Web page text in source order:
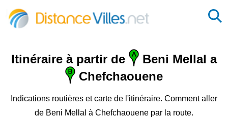
Itinéraire à partir de
Beni Mellal a
Chefchaouene
Indications routières et carte de l'itinéraire. Comment aller
de Beni Mellal à Chefchaouene par la route.